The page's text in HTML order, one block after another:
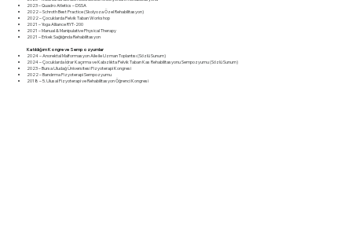
2023 – Quadro Atletics – DSSA
2022 – Schroth Best Practice (Skolyoza Özel Rehabilitasyon)
2022 – Çocuklarda Pelvik Taban Workshop
2021 – Yoga Alliance RYT-200
2021 – Manual & Manipulative Physical Therapy
2021 – Erkek Sağlığında Rehabilitasyon
Katıldığım Kongre ve Sempozyumlar
2024 – Anorektal Malformasyon Aile ile Uzman Toplantısı (Sözlü Sunum)
2024 – Çocuklarda İdrar Kaçırma ve Kabızlıkta Pelvik Taban Kas Rehabilitasyonu Sempozyumu (Sözlü Sunum)
2023 – Bursa Uludağ Üniversitesi Fizyoterapi Kongresi
2022 – Bandırma Fizyoterapi Sempozyumu
2018 – 5. Ulusal Fizyoterapi ve Rehabilitasyon Öğrenci Kongresi